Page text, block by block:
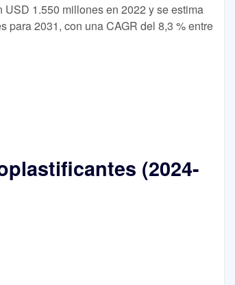
1.550 millones en 2022 y se estima
para 2031, con una CAGR del 8,3 % entre
(2024-